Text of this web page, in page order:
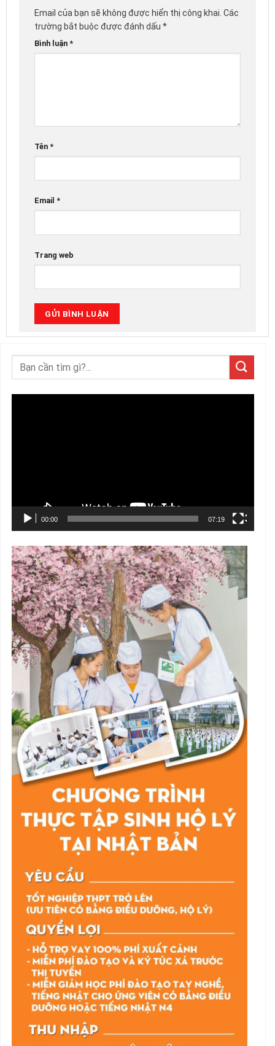
Email của bạn sẽ không được hiển thị công khai. Các
trường bắt buộc được đánh dấu *
Bình luận *
Tên *
Email *
Trang web
00:00 07:19